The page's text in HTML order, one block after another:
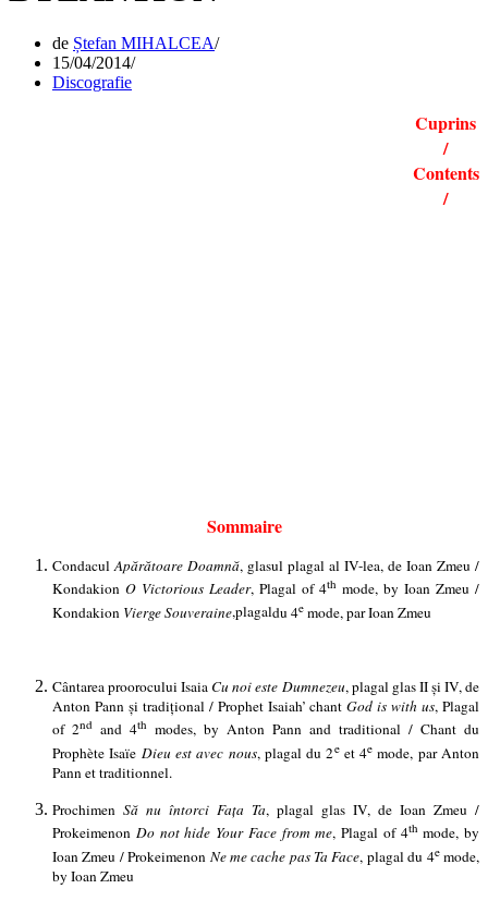
de Ștefan MIHALCEA
15/04/2014
Discografie
Cuprins
/
Contents
/
Sommaire
CondaculApărătoare Doamnă, glasul plagal al IV-lea, de Ioan Zmeu /
Kondakion O Victorious Leader, Plagal of 4th mode, by Ioan Zmeu /
Kondakion Vierge Souveraine,plagaldu 4e mode, par Ioan Zmeu
Cântarea proorocului Isaia Cu noi este Dumnezeu, plagal glas II și IV, de
Anton Pann și tradițional / Prophet Isaiah’ chantGod is with us, Plagal
of 2nd and 4th modes, by Anton Pann and traditional / Chant du
Prophète Isaïe Dieu est avec nous, plagal du 2eet 4e mode, par Anton
Pann et traditionnel.
Prochimen Să nu întorci Fața Ta, plagal glas IV, de Ioan Zmeu /
Prokeimenon Do not hide Your Face from me, Plagal of 4thmode, by
Ioan Zmeu / Prokeimenon Ne me cache pas Ta Face, plagal du 4emode,
by Ioan Zmeu